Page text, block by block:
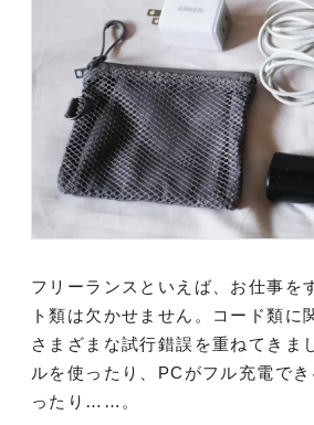
フリーランスといえば、お仕事を
ト類は欠かせません。コード類に
さまざまな試行錯誤を重ねてきま
ルを使ったり、PCがフル充電で
ったり……。